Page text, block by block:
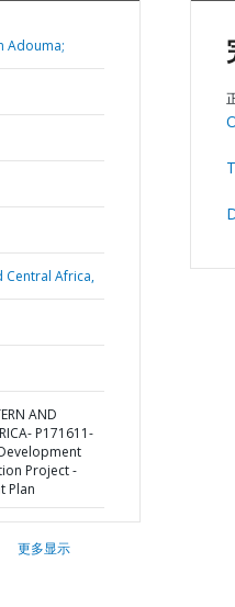
Adouma;
Central Africa,
AND
P171611-
Project -
Plan
更多显示